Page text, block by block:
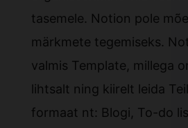
tasemele. Notion pole
märkmete tegemiseks.
valmis Template, millega
lihtsalt ning kiirelt leida
formaat nt: Blogi, To-do